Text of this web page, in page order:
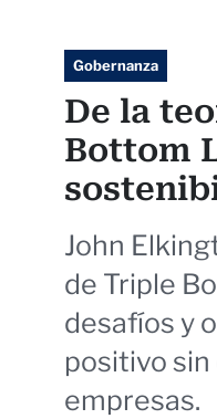
Gobernanza
De la
Bottom
John
de Triple
desafíos y
positivo
empresas.